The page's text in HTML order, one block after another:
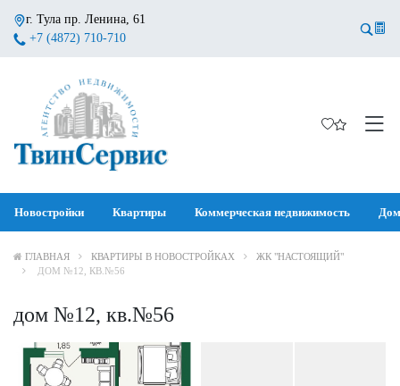
г. Тула пр. Ленина, 61
+7 (4872) 710-710
Новостройки Квартиры Коммерческая недвижимость
ГЛАВНАЯ КВАРТИРЫ В НОВОСТРОЙКАХ
ЖК "НАСТОЯЩИЙ"
ДОМ №12, КВ.№56
дом №12, кв.№56